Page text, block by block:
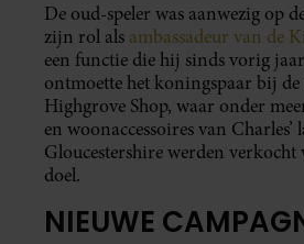
De oud-speler was aanwezig op
zijn rol als ambassadeur van de
een functie die hij sinds vorig
ontmoette het koningspaar bij de
Highgrove Shop, waar onder
en woonaccessoires van Charles’
Gloucestershire werden verkocht
doel.
NIEUWE